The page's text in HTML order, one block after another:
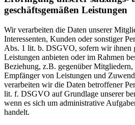
geschäftsgemäßen Leistungen
Wir verarbeiten die Daten unserer
Interessenten, Kunden oder sonstiger
Abs. 1 lit. b. DSGVO, sofern wir ihnen
Leistungen anbieten oder im Rahmen
Beziehung, z.B. gegenüber Mitgliedern,
Empfänger von Leistungen und
verarbeiten wir die Daten betroffener
lit. f. DSGVO auf Grundlage unserer
wenn es sich um administrative
handelt.